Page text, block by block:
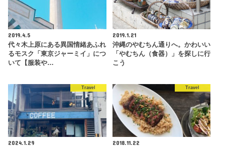
2019.4.5
代々木上原にある異国情緒あふれ
るモスク「東京ジャーミイ」につ
いて【服装や…
2019.1.21
沖縄のやむちん通りへ。かわいい
「やむちん（食器）」を探しに行
こう
Travel
2024.1.29
Travel
2018.11.22